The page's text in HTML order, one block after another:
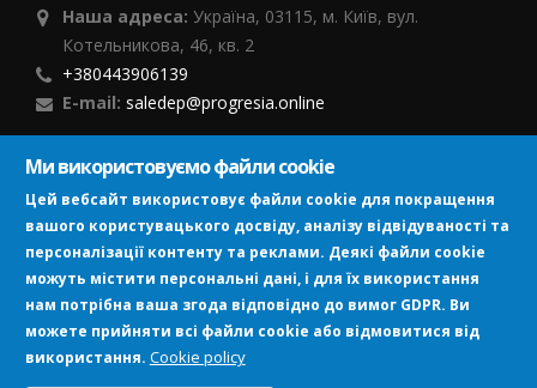
Наша адреса: Україна, 03115, м. Київ, вул.
Котельникова, 46, кв. 2
+380443906139
E-mail: saledep@progresia.online
ПІДПИСУЙСЯ
Image
Ми використовуємо файли cookie
Цей вебсайт використовує файли cookie для покращення
вашого користувацького досвіду, аналізу відвідуваності та
персоналізації контенту та реклами. Деякі файли cookie
можуть містити персональні дані, і для їх використання
нам потрібна ваша згода відповідно до вимог GDPR. Ви
можете прийняти всі файли cookie або відмовитися від
використання. Cookie policy